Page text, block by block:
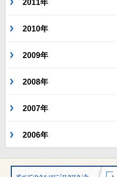
2011年
2010年
2009年
2008年
2007年
2006年